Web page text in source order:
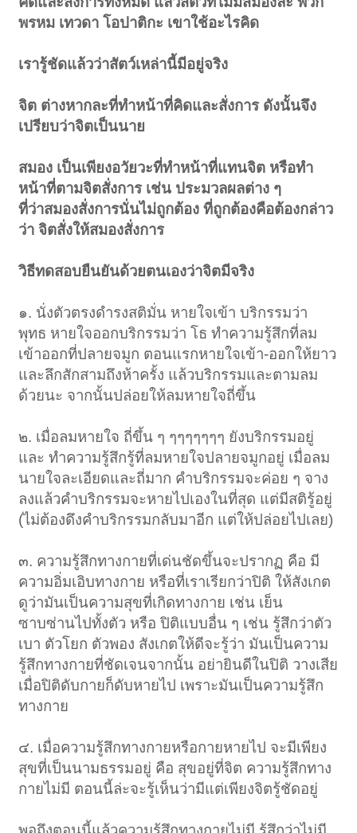
พรหม เทวดา โอปาติกะ เขาใช้อะไรคิด
เรารู้ชัดแล้วว่าสัตว์เหล่านี้มีอยู่จริง
จิต ต่างหากละที่ทำหน้าที่คิดและสั่งการ ดังนั้นจึง
เปรียบว่าจิตเป็นนาย
สมอง เป็นเพียงอวัยวะที่ทำหน้าที่แทนจิต หรือทำ
หน้าที่ตามจิตสั่งการ เช่น ประมวลผลต่าง ๆ
ที่ว่าสมองสั่งการนั่นไม่ถูกต้อง ที่ถูกต้องคือต้องกล่าว
ว่า จิตสั่งให้สมองสั่งการ
วิธีทดสอบยืนยันด้วยตนเองว่าจิตมีจริง
๑. นั่งตัวตรงดำรงสติมั่น หายใจเข้า บริกรรมว่า
พุทธ หายใจออกบริกรรมว่า โธ ทำความรู้สึกที่ลม
เข้าออกที่ปลายจมูก ตอนแรกหายใจเข้า-ออกให้ยาว
และลึกสักสามถึงห้าครั้ง แล้วบริกรรมและตามลม
ด้วยนะ จากนั้นปล่อยให้ลมหายใจถี่ขึ้น
๒. เมื่อลมหายใจ ถี่ขึ้น ๆ ๆๆๆๆๆๆๆ ยังบริกรรมอยู่
และ ทำความรู้สึกรู้ที่ลมหายใจปลายจมูกอยู่ เมื่อลม
นายใจละเอียดและถี่มาก คำบริกรรมจะค่อย ๆ จาง
ลงแล้วคำบริกรรมจะหายไปเองในที่สุด แต่มีสติรู้อยู่
(ไม่ต้องดึงคำบริกรรมกลับมาอีก แต่ให้ปล่อยไปเลย)
๓. ความรู้สึกทางกายที่เด่นชัดขึ้นจะปรากฏ คือ มี
ความอิ่มเอิบทางกาย หรือที่เราเรียกว่าปิติ ให้สังเกต
ดูว่ามันเป็นความสุขที่เกิดทางกาย เช่น เย็น
ซาบซ่านไปทั้งตัว หรือ ปิติแบบอื่น ๆ เช่น รู้สึกว่าตัว
เบา ตัวโยก ตัวพอง สังเกตให้ดีจะรู้ว่า มันเป็นความ
รู้สึกทางกายที่ชัดเจนจากนั้น อย่ายินดีในปิติ วางเสีย
เมื่อปิติดับกายก็ดับหายไป เพราะมันเป็นความรู้สึก
ทางกาย
๔. เมื่อความรู้สึกทางกายหรือกายหายไป จะมีเพียง
สุขที่เป็นนามธรรมอยู่ คือ สุขอยู่ที่จิต ความรู้สึกทาง
กายไม่มี ตอนนี้ล่ะจะรู้เห็นว่ามีแต่เพียงจิตรู้ชัดอยู่